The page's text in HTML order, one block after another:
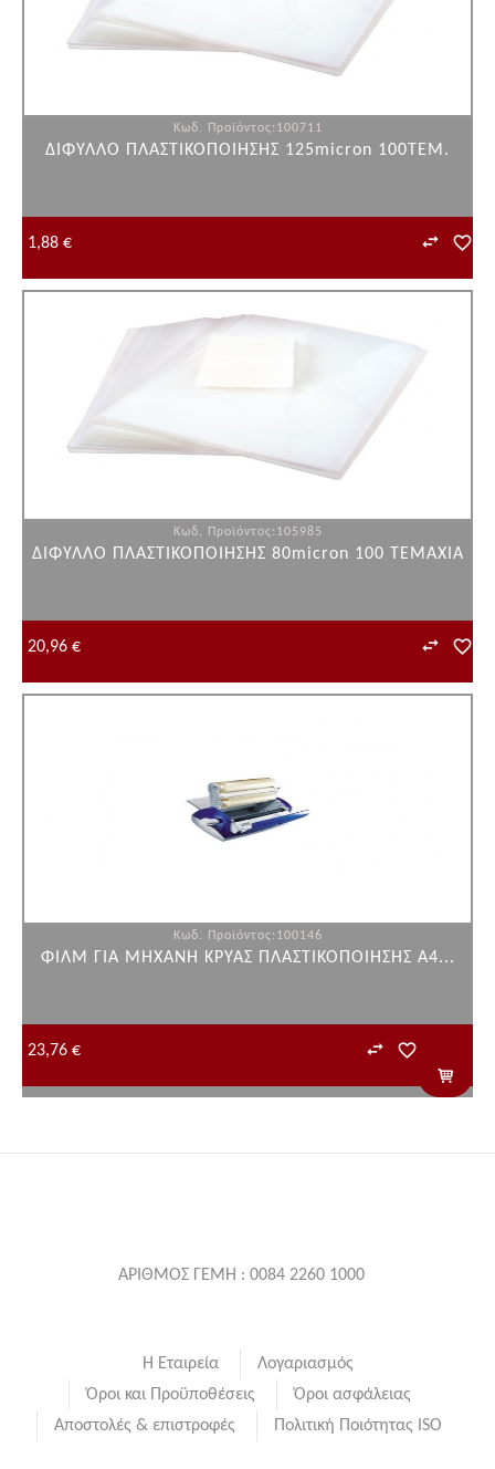
Κωδ. Προϊόντος:100711
ΔΙΦΥΛΛΟ ΠΛΑΣΤΙΚΟΠΟΙΗΣΗΣ 125micron 100ΤΕΜ.
1,88 €
Κωδ. Προϊόντος:105985
ΔΙΦΥΛΛΟ ΠΛΑΣΤΙΚΟΠΟΙΗΣΗΣ 80micron 100 ΤΕΜΑΧΙΑ
20,96 €
Κωδ. Προϊόντος:100146
ΦΙΛΜ ΓΙΑ ΜΗΧΑΝΗ ΚΡΥΑΣ ΠΛΑΣΤΙΚΟΠΟΙΗΣΗΣ Α4...
23,76 €
ΑΡΙΘΜΟΣ ΓΕΜΗ : 0084 2260 1000
Η Εταιρεία
Λογαριασμός
Όροι και Προϋποθέσεις
Όροι ασφάλειας
Αποστολές & επιστροφές
Πολιτική Ποιότητας ISO